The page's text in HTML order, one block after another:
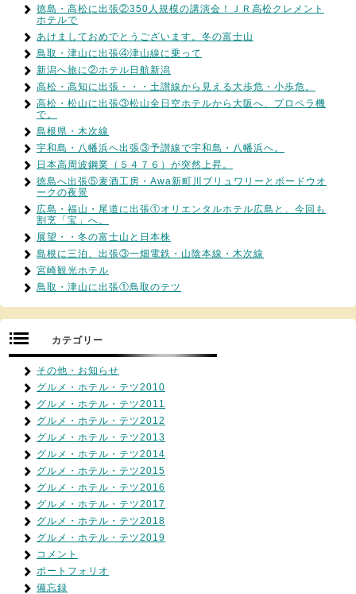
徳島・高松に出張②350人規模の講演会！ＪＲ高松クレメント
ホテルで
あけましておめでとうございます。冬の富士山
鳥取・津山に出張④津山線に乗って
新潟へ旅に②ホテル日航新潟
高松・高知に出張・・・土讃線から見える大歩危・小歩危。
高松・松山に出張③松山全日空ホテルから大阪へ、プロペラ機
で。
島根県・木次線
宇和島・八幡浜へ出張③予讃線で宇和島・八幡浜へ。
日本高周波鋼業（５４７６）が突然上昇。
徳島へ出張⑤麦酒工房・Awa新町川ブリュワリーとボードウオ
ークの夜景
広島・福山・尾道に出張①オリエンタルホテル広島と、今回も
割烹「宝」へ。
展望・・冬の富士山と日本株
島根に三泊、出張③一畑電鉄・山陰本線・木次線
宮崎観光ホテル
鳥取・津山に出張①鳥取のテツ
カテゴリー
その他・お知らせ
グルメ・ホテル・テツ2010
グルメ・ホテル・テツ2011
グルメ・ホテル・テツ2012
グルメ・ホテル・テツ2013
グルメ・ホテル・テツ2014
グルメ・ホテル・テツ2015
グルメ・ホテル・テツ2016
グルメ・ホテル・テツ2017
グルメ・ホテル・テツ2018
グルメ・ホテル・テツ2019
コメント
ポートフォリオ
備忘録